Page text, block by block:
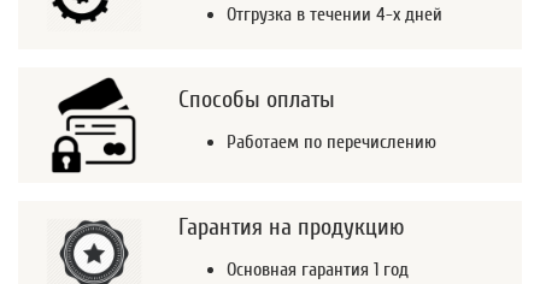
Отгрузка в течении 4-х дней
Способы оплаты
Работаем по перечислению
Гарантия на продукцию
Основная гарантия 1 год